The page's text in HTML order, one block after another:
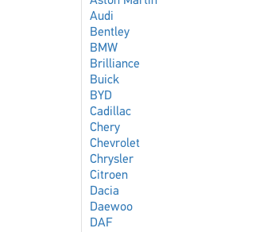
Audi
Bentley
BMW
Brilliance
Buick
BYD
Cadillac
Chery
Chevrolet
Chrysler
Citroen
Dacia
Daewoo
DAF